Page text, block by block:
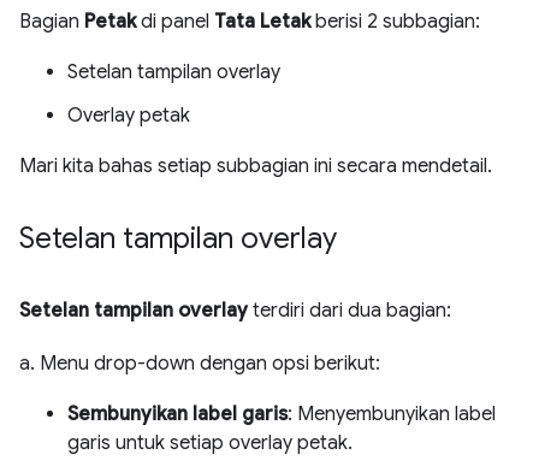
Bagian Petakdi panel Tata Letakberisi 2 subbagian:
Setelan tampilan overlay
Overlay petak
Mari kita bahas setiap subbagian ini secara mendetail.
Setelan tampilan overlay
Setelan tampilan overlayterdiri dari dua bagian:
a. Menu drop-down dengan opsi berikut:
Sembunyikan label garis: Menyembunyikan label
garis untuk setiap overlay petak.